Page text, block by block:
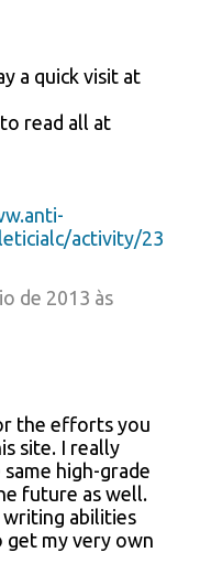
a quick visit at
read all at
activity/23
de 2013 às
the efforts you
site. I really
high-grade
future as well.
abilities
get my very own